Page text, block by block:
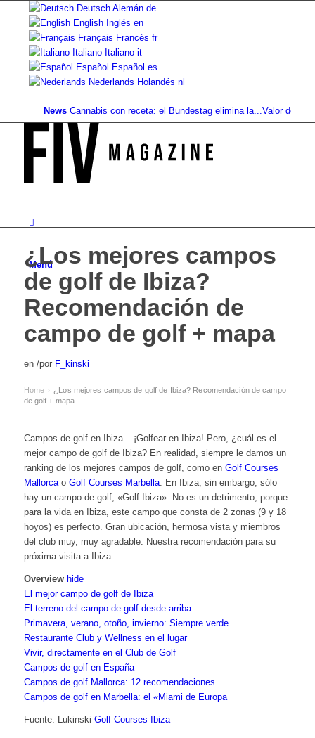
Deutsch Alemán de
English Inglés en
Français Francés fr
Italiano Italiano it
Español Español es
Nederlands Holandés nl
News Cannabis con receta: el Bundestag elimina la...Valor del suelo
Menú
¿Los mejores campos
de golf de Ibiza?
Recomendación de
campo de golf + mapa
en /por F_kinski
Home › ¿Los mejores campos de golf de Ibiza? Recomendación de campo
de golf + mapa
Campos de golf en Ibiza – ¡Golfear en Ibiza! Pero, ¿cuál es el
mejor campo de golf de Ibiza? En realidad, siempre le damos un
ranking de los mejores campos de golf, como en Golf Courses
Mallorcao Golf Courses Marbella. En Ibiza, sin embargo, sólo
hay un campo de golf, «Golf Ibiza». No es un detrimento, porque
para la vida en Ibiza, este campo que consta de 2 zonas (9 y 18
hoyos) es perfecto. Gran ubicación, hermosa vista y miembros
del club muy, muy agradable. Nuestra recomendación para su
próxima visita a Ibiza.
Overview hide
El mejor campo de golf de Ibiza
El terreno del campo de golf desde arriba
Primavera, verano, otoño, invierno: Siempre verde
Restaurante Club y Wellness en el lugar
Vivir, directamente en el Club de Golf
Campos de golf en España
Campos de golf Mallorca: 12 recomendaciones
Campos de golf en Marbella: el «Miami de Europa
Fuente: Lukinski Golf Courses Ibiza